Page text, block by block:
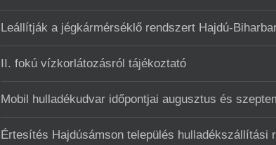
Leállítják a jégkármérséklő rendszert Hajdú-
II. fokú vízkorlátozásról tájékoztató
Mobil hulladékudvar ️időpontjai augusztus és
Értesítés Hajdúsámson település hulladékszállítási